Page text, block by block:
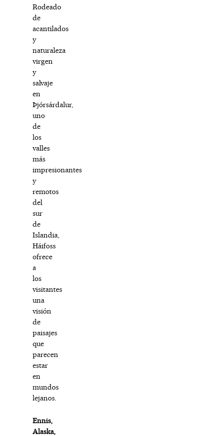
Rodeado
de
acantilados
y
naturaleza
virgen
y
salvaje
en
Þjórsárdalur,
uno
de
los
valles
más
impresionantes
y
remotos
del
sur
de
Islandia,
Háifoss
ofrece
a
los
visitantes
una
visión
de
paisajes
que
parecen
estar
en
mundos
lejanos.
Ennis,
Alaska,